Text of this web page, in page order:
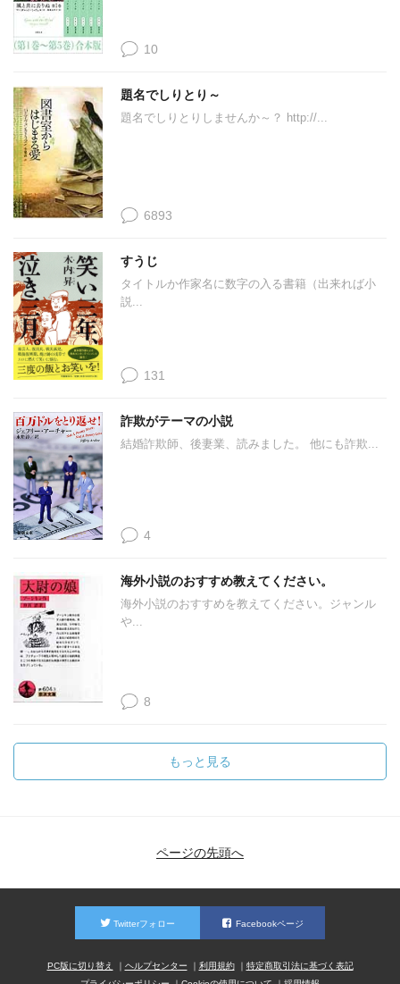
10
題名でしりとり～
題名でしりとりしませんか～？ http://...
6893
すうじ
タイトルか作家名に数字の入る書籍（出来れば小
説...
131
詐欺がテーマの小説
結婚詐欺師、後妻業、読みました。 他にも詐欺...
4
海外小説のおすすめ教えてください。
海外小説のおすすめを教えてください。ジャンル
や...
8
もっと見る
ページの先頭へ
Twitterフォロー Facebookページ
PC版に切り替え ヘルプセンター 利用規約
特定商取引法に基づく表記